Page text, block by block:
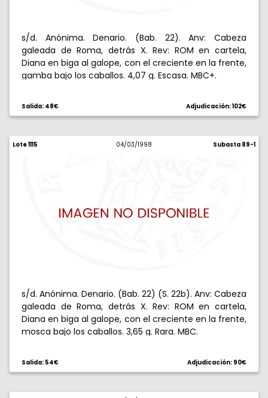
s/d. Anónima. Denario. (Bab. 22). Anv: Cabeza
galeada de Roma, detrás X. Rev: ROM en cartela,
Diana en biga al galope, con el creciente en la frente,
gamba bajo los caballos. 4,07 g. Escasa. MBC+.
Salida: 48€ Adjudicación: 102€
Lote 1115 04/03/1998 Subasta 89-1
s/d. Anónima. Denario. (Bab. 22) (S. 22b). Anv: Cabeza
galeada de Roma, detrás X. Rev: ROM en cartela,
Diana en biga al galope, con el creciente en la frente,
mosca bajo los caballos. 3,65 g. Rara. MBC.
Salida: 54€ Adjudicación: 90€